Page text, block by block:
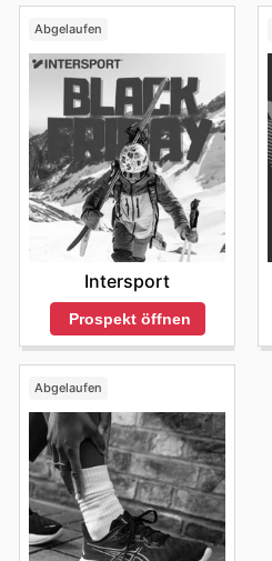
Abgelaufen
Intersport
Prospekt öffnen
Abgelaufen